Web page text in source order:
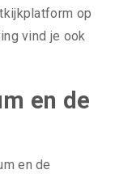
op
vind je ook
en de
en de